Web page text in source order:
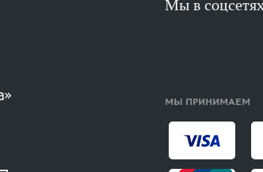
Мы в
МЫ ПРИНИМАЕМ